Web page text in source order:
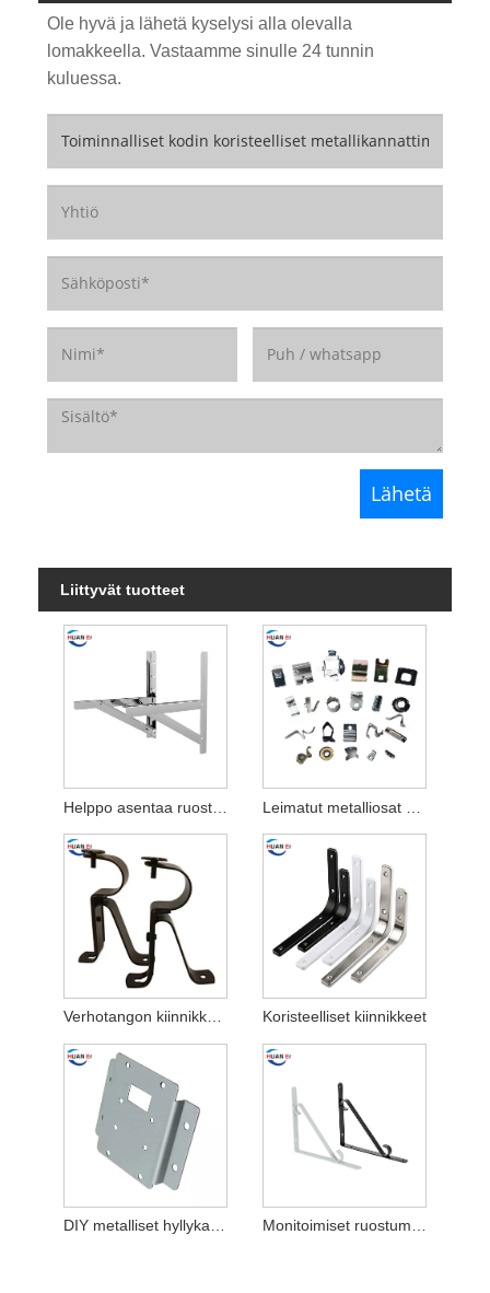
Ole hyvä ja lähetä kyselysi alla olevalla
lomakkeella. Vastaamme sinulle 24 tunnin
kuluessa.
Liittyvät tuotteet
Koristeelliset kiinnikkeet
DIY metalliset hyllykannattimet Monitoimiset ruostumattomasta teräksestä tehdyt leimausosien kiinnikkeet